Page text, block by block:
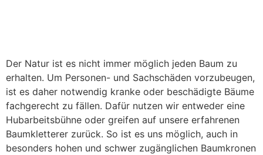
Der Natur ist es nicht immer möglich jeden Baum zu
erhalten. Um Personen- und Sachschäden vorzubeugen,
ist es daher notwendig kranke oder beschädigte Bäume
fachgerecht zu fällen. Dafür nutzen wir entweder eine
Hubarbeitsbühne oder greifen auf unsere erfahrenen
Baumkletterer zurück. So ist es uns möglich, auch in
besonders hohen und schwer zugänglichen Baumkronen